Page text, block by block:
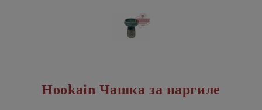
Hookain Чашка за наргиле